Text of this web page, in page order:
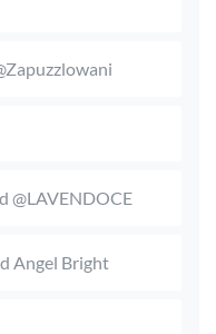
@LAVENDOCE
Angel Bright